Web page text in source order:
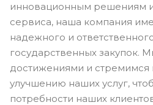
инновационным решениям
сервиса, наша компания
надежного и
государственных закупок.
достижениями и стремимся
улучшению наших услуг,
потребности наших